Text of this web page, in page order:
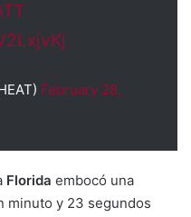
February 28,
Florida embocó una
minuto y 23 segundos